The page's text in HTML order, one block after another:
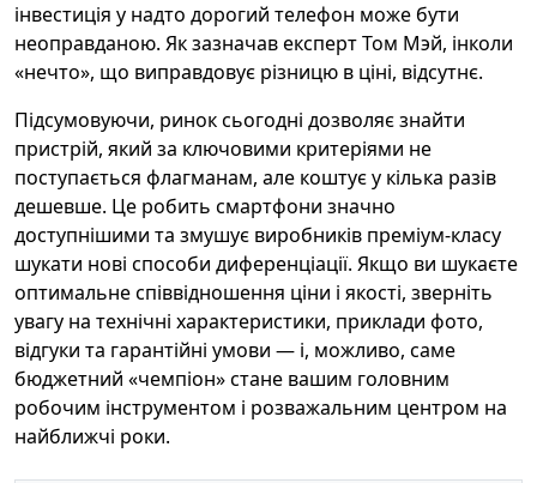
інвестиція у надто дорогий телефон може бути
неоправданою. Як зазначав експерт Том Мэй, інколи
«нечто», що виправдовує різницю в ціні, відсутнє.
Підсумовуючи, ринок сьогодні дозволяє знайти
пристрій, який за ключовими критеріями не
поступається флагманам, але коштує у кілька разів
дешевше. Це робить смартфони значно
доступнішими та змушує виробників преміум‑класу
шукати нові способи диференціації. Якщо ви шукаєте
оптимальне співвідношення ціни і якості, зверніть
увагу на технічні характеристики, приклади фото,
відгуки та гарантійні умови — і, можливо, саме
бюджетний «чемпіон» стане вашим головним
робочим інструментом і розважальним центром на
найближчі роки.